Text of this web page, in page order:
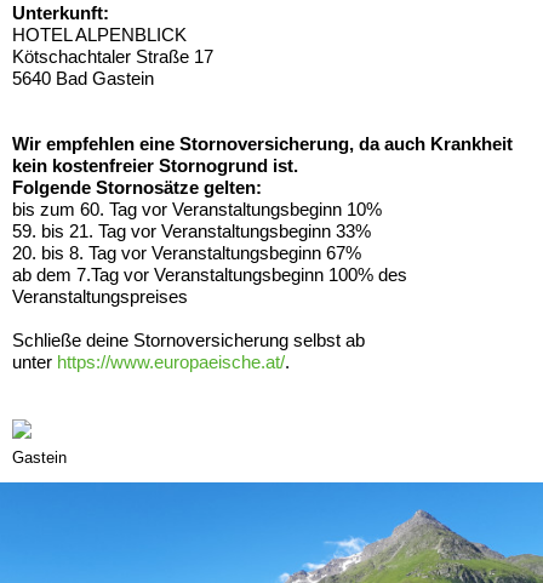
Unterkunft:
HOTEL ALPENBLICK
Kötschachtaler Straße 17
5640 Bad Gastein
Wir empfehlen eine Stornoversicherung, da auch Krankheit
kein kostenfreier Stornogrund ist.
Folgende Stornosätze gelten:
bis zum 60. Tag vor Veranstaltungsbeginn 10%
59. bis 21. Tag vor Veranstaltungsbeginn 33%
20. bis 8. Tag vor Veranstaltungsbeginn 67%
ab dem 7.Tag vor Veranstaltungsbeginn 100% des
Veranstaltungspreises
Schließe deine Stornoversicherung selbst ab
unter https://www.europaeische.at/.
Gastein